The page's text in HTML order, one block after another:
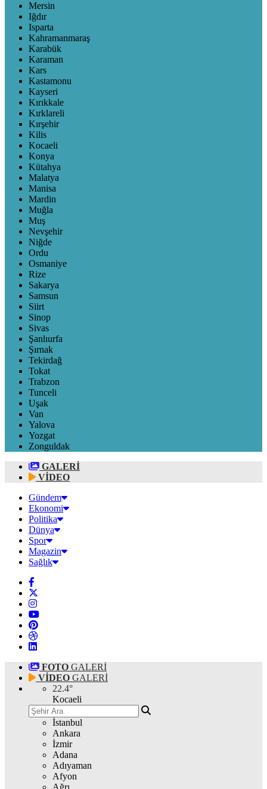
Mersin
Iğdır
Isparta
Kahramanmaraş
Karabük
Karaman
Kars
Kastamonu
Kayseri
Kırıkkale
Kırklareli
Kırşehir
Kilis
Kocaeli
Konya
Kütahya
Malatya
Manisa
Mardin
Muğla
Muş
Nevşehir
Niğde
Ordu
Osmaniye
Rize
Sakarya
Samsun
Siirt
Sinop
Sivas
Şanlıurfa
Şırnak
Tekirdağ
Tokat
Trabzon
Tunceli
Uşak
Van
Yalova
Yozgat
Zonguldak
GALERİ
VİDEO
Gündem
Ekonomi
Politika
Dünya
Spor
Magazin
Sağlık
FOTO GALERİ
VİDEO GALERİ
22.4°
Kocaeli
İstanbul
Ankara
İzmir
Adana
Adıyaman
Afyon
Ağrı